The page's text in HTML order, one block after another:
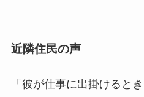
近隣住民の声
「彼が仕事に出掛けると